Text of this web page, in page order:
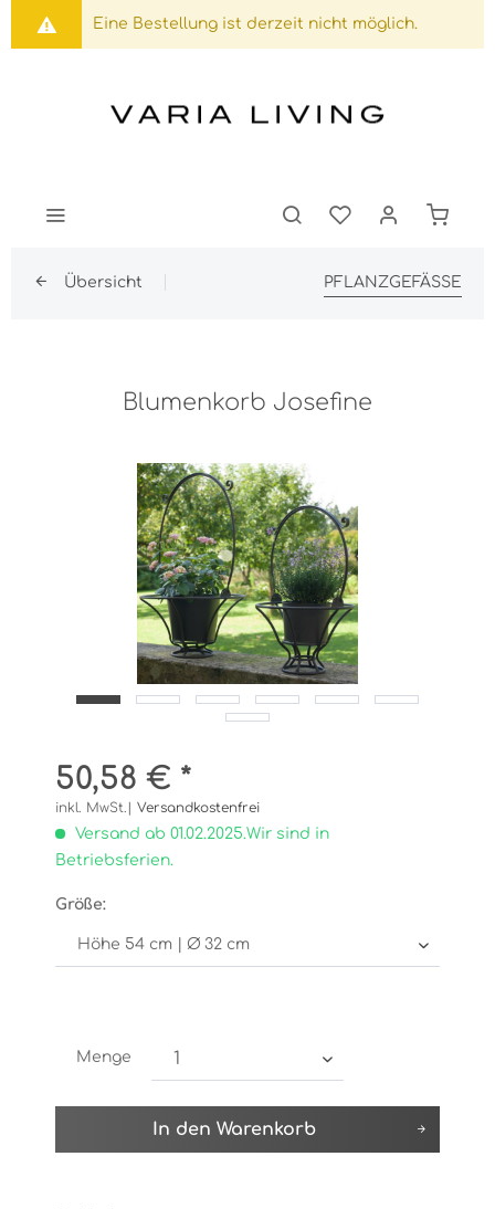
Eine Bestellung ist derzeit nicht möglich.
Übersicht PFLANZGEFÄSSE
Blumenkorb Josefine
50,58 € *
inkl. MwSt.| Versandkostenfrei
Versand ab 01.02.2025.Wir sind in
Betriebsferien.
Größe:
Menge
In den Warenkorb